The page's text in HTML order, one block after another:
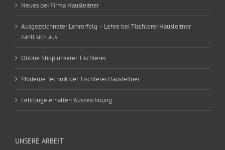
Neues bei Firma Hausleitner
Ausgezeichneter Lehrerfolg – Lehre bei Tischlerei Hausleitner
zahlt sich aus
Online Shop unserer Tischlerei
Moderne Technik der Tischlerei Hausleitner
Lehrlinge erhalten Auszeichnung
UNSERE ARBEIT